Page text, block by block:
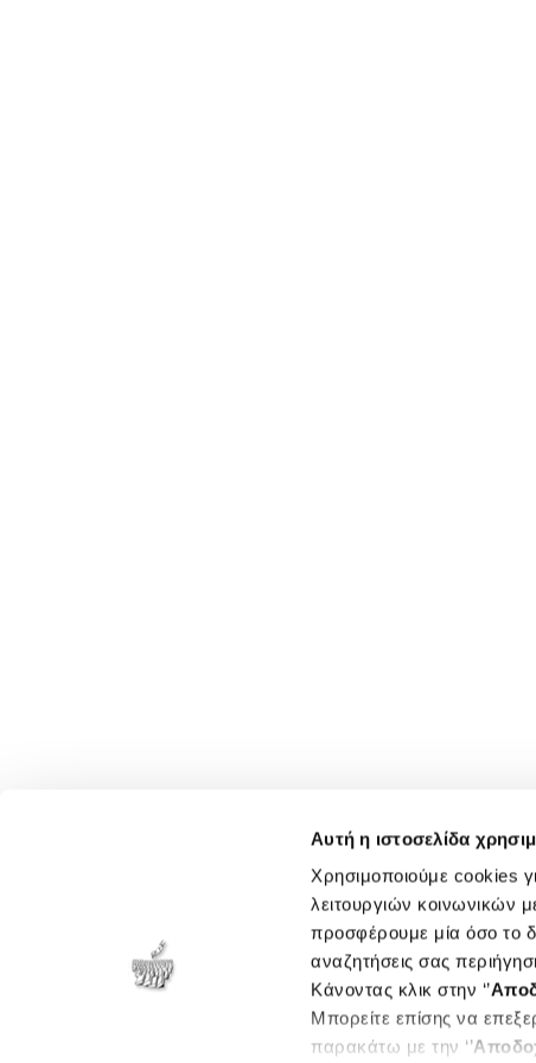
Αυτή η ιστοσελίδα
Χρησιμοποιούμε cookies
λειτουργιών κοινωνικών
προσφέρουμε μία όσο το
αναζητήσεις σας
Κάνοντας κλικ στην ‘’
Μπορείτε επίσης να
παρακάτω με την ‘’